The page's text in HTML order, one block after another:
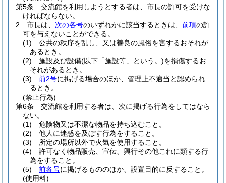
第5条
交流館を利用しようとする者は、市長の許可を受けな
ければならない。
2
市長は、 次の各号のいずれかに該当するときは、 前項の許
可を与えないことができる。
(1)
公共の秩序を乱し、又は善良の風俗を害するおそれが
あるとき。
(2)
施設及び設備(以下「施設等」という。)を損傷するお
それがあるとき。
(3)
前2号に掲げる場合のほか、管理上不適当と認められ
るとき。
(禁止行為)
第6条
交流館を利用する者は、次に掲げる行為をしてはなら
ない。
(1)
危険物又は不潔な物品を持ち込むこと。
(2)
他人に迷惑を及ぼす行為をすること。
(3)
所定の場所以外で火気を使用すること。
(4)
許可なく物品販売、宣伝、興行その他これに類する行
為をすること。
(5)
前各号に掲げるもののほか、設置目的に反すること。
(使用料)